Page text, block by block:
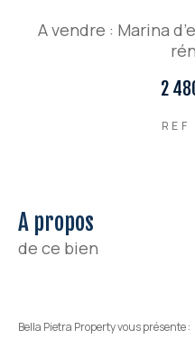
A vendre : Marina
2
a propos
de ce bien
Bella Pietra Property vous présente :